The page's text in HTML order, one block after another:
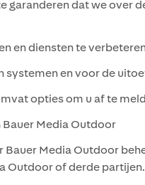
dat we over
diensten te
en voor de
opties om u af te
Media Outdoor
Media Outdoor
Outdoor of derde partijen.